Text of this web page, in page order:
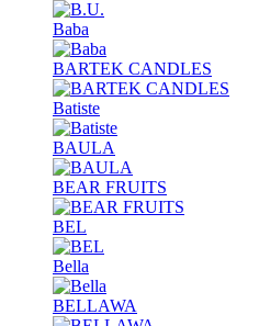
Baba
BARTEK CANDLES
Batiste
BAULA
BEAR FRUITS
BEL
Bella
BELLAWA